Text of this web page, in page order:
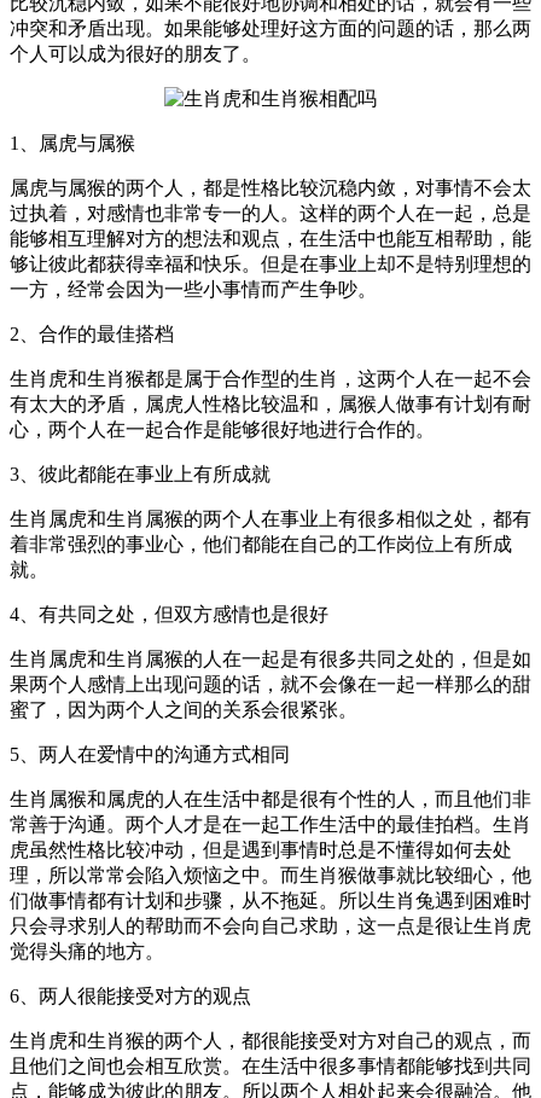
冲突和矛盾出现。如果能够处理好这方面的问题的话，那么两
个人可以成为很好的朋友了。
1、属虎与属猴
属虎与属猴的两个人，都是性格比较沉稳内敛，对事情不会太
过执着，对感情也非常专一的人。这样的两个人在一起，总是
能够相互理解对方的想法和观点，在生活中也能互相帮助，能
够让彼此都获得幸福和快乐。但是在事业上却不是特别理想的
一方，经常会因为一些小事情而产生争吵。
2、合作的最佳搭档
生肖虎和生肖猴都是属于合作型的生肖，这两个人在一起不会
有太大的矛盾，属虎人性格比较温和，属猴人做事有计划有耐
心，两个人在一起合作是能够很好地进行合作的。
3、彼此都能在事业上有所成就
生肖属虎和生肖属猴的两个人在事业上有很多相似之处，都有
着非常强烈的事业心，他们都能在自己的工作岗位上有所成
就。
4、有共同之处，但双方感情也是很好
生肖属虎和生肖属猴的人在一起是有很多共同之处的，但是如
果两个人感情上出现问题的话，就不会像在一起一样那么的甜
蜜了，因为两个人之间的关系会很紧张。
5、两人在爱情中的沟通方式相同
生肖属猴和属虎的人在生活中都是很有个性的人，而且他们非
常善于沟通。两个人才是在一起工作生活中的最佳拍档。生肖
虎虽然性格比较冲动，但是遇到事情时总是不懂得如何去处
理，所以常常会陷入烦恼之中。而生肖猴做事就比较细心，他
们做事情都有计划和步骤，从不拖延。所以生肖兔遇到困难时
只会寻求别人的帮助而不会向自己求助，这一点是很让生肖虎
觉得头痛的地方。
6、两人很能接受对方的观点
生肖虎和生肖猴的两个人，都很能接受对方对自己的观点，而
且他们之间也会相互欣赏。在生活中很多事情都能够找到共同
点，能够成为彼此的朋友。所以两个人相处起来会很融洽。他